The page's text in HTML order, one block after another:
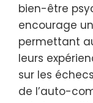
bien-être
encourage
permettant
leurs
sur les
de l’auto-